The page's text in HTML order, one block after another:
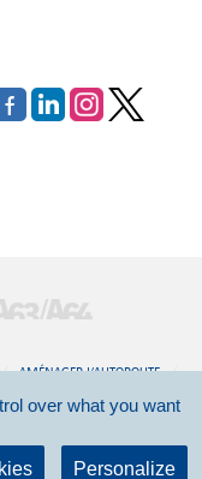
AMÉNAGER L’AUTOROUTE
légales
over what you want
Personalize